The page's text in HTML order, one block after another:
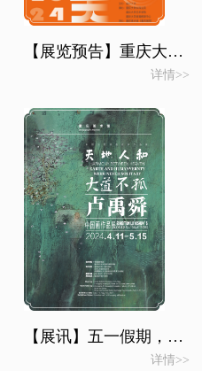
【展览预告】重庆大学2024年学生艺术作品展演
详情>>
【展讯】五一假期，到重庆美术馆看两场全国性大展
详情>>